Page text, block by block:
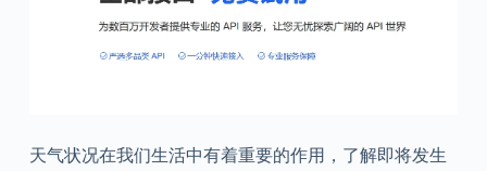
天气状况在我们生活中有着重要的作用，了解即将发生